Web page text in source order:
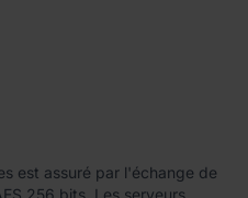
est assuré par l'échange de
256 bits. Les serveurs